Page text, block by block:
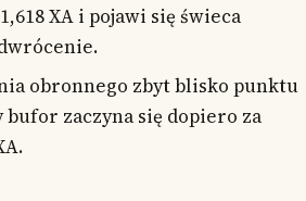
XA i pojawi się świeca
obronnego zbyt blisko punktu
bufor zaczyna się dopiero za